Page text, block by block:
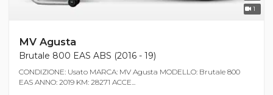
1
MV Agusta
Brutale 800 EAS ABS (2016 - 19)
CONDIZIONE: Usato MARCA: MV Agusta MODELLO: Brutale 800
EAS ANNO: 2019 KM: 28271 ACCE...